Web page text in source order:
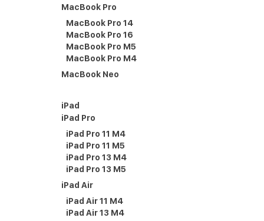
MacBook Pro
MacBook Pro 14
MacBook Pro 16
MacBook Pro M5
MacBook Pro M4
MacBook Neo
iPad
iPad Pro
iPad Pro 11 M4
iPad Pro 11 M5
iPad Pro 13 M4
iPad Pro 13 M5
iPad Air
iPad Air 11 M4
iPad Air 13 M4